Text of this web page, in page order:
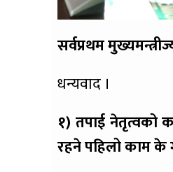
सर्वप्रथम
धन्यवाद ।
१) तपाई नेतृत्वको
रहने पहिलो काम के